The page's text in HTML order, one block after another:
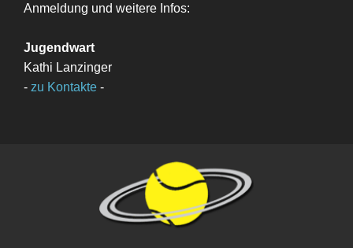
Anmeldung und weitere Infos:
Jugendwart
Kathi Lanzinger
- zu Kontakte -